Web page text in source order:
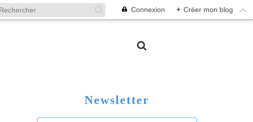
Connexion + Créer mon blog
Newsletter